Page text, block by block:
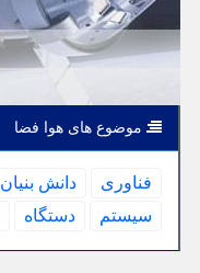
موضوع های هوا فضا
فناوری دانش بنیان
سیستم
دستگاه